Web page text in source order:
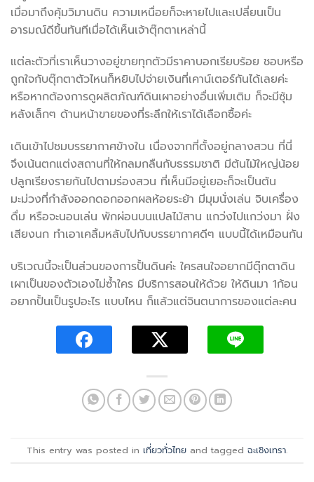
เมื่อมาถึงคุ้มวิมานดิน ความเหนื่อยก็จะหายไปและเปลี่ยนเป็น
อารมณ์ดีขึ้นทันทีเมื่อได้เห็นเจ้าตุ๊กตาเหล่านี้
แต่ละตัวที่เราเห็นวางอยู่ขายทุกตัวมีราคาบอกเรียบร้อย ชอบหรือ
ถูกใจกับตุ๊กตาตัวไหนก็หยิบไปจ่ายเงินที่เคาน์เตอร์กันได้เลยค่ะ
หรือหากต้องการดูผลิตภัณฑ์ดินเผาอย่างอื่นเพิ่มเติม ก็จะมีซุ้ม
หลังเล็กๆ ด้านหน้าขายของที่ระลึกให้เราได้เลือกซื้อค่ะ
เดินเข้าไปชมบรรยากาศข้างใน เนื่องจากที่ตั้งอยู่กลางสวน ที่นี่
จึงเน้นตกแต่งสถานที่ให้กลมกลืนกับธรรมชาติ มีต้นไม้ใหญ่น้อย
ปลูกเรียงรายกันไปตามร่องสวน ที่เห็นมีอยู่เยอะก็จะเป็นต้น
มะม่วงที่กำลังออกดอกออกผลห้อยระย้า มีมุมนั่งเล่น จิบเครื่อง
ดื่ม หรือจะนอนเล่น พักผ่อนบนแปลไม้สาน แกว่งไปแกว่งมา ฝั่ง
เสียงนก ทำเอาเคลิ้มหลับไปกับบรรยากาศดีๆ แบบนี้ได้เหมือนกัน
บริเวณนี้จะเป็นส่วนของการปั้นดินค่ะ ใครสนใจอยากมีตุ๊กตาดิน
เผาเป็นของตัวเองไม่ซ้ำใคร มีบริการสอนให้ด้วย ให้ดินมา 1ก้อน
อยากปั้นเป็นรูปอะไร แบบไหน ก็แล้วแต่จินตนาการของแต่ละคน
This entry was posted in เที่ยวทั่วไทย and tagged ฉะเชิงเทรา.